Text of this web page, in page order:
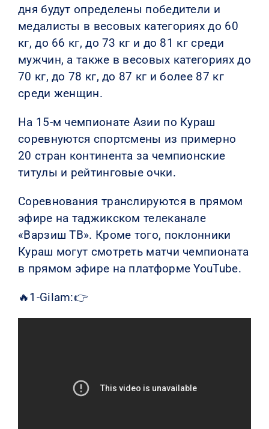
дня будут определены победители и
медалисты в весовых категориях до 60
кг, до 66 кг, до 73 кг и до 81 кг среди
мужчин, а также в весовых категориях до
70 кг, до 78 кг, до 87 кг и более 87 кг
среди женщин.
На 15-м чемпионате Азии по Кураш
соревнуются спортсмены из примерно
20 стран континента за чемпионские
титулы и рейтинговые очки.
Соревнования транслируются в прямом
эфире на таджикском телеканале
«Варзиш ТВ». Кроме того, поклонники
Кураш могут смотреть матчи чемпионата
в прямом эфире на платформе YouTube.
🔥1-Gilam:👉